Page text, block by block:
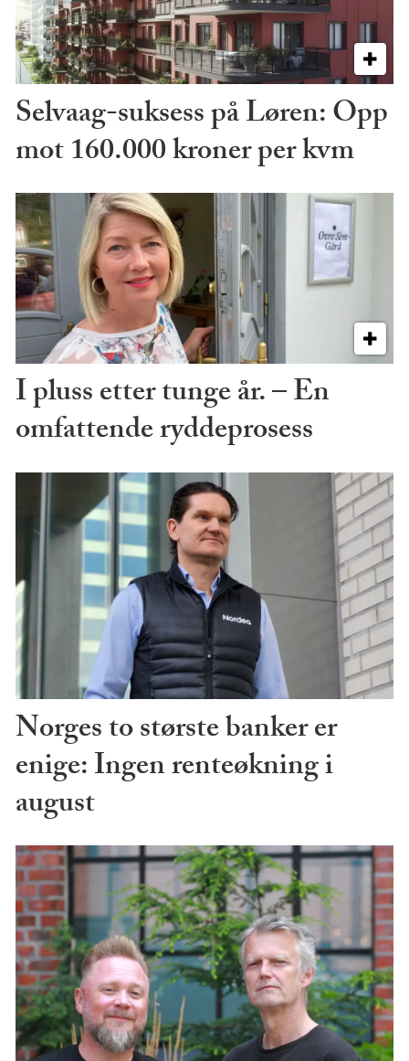
Selvaag-suksess på Løren: Opp
mot 160.000 kroner per kvm
I pluss etter tunge år. – En
omfattende ryddeprosess
Norges to største banker er
enige: Ingen renteøkning i
august